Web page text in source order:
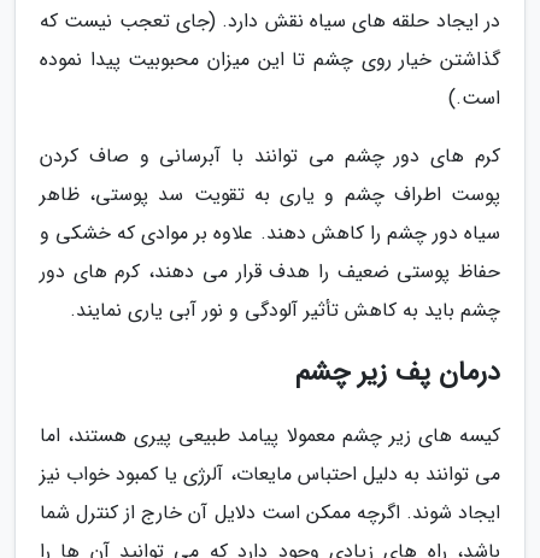
در ایجاد حلقه های سیاه نقش دارد. (جای تعجب نیست که
گذاشتن خیار روی چشم تا این میزان محبوبیت پیدا نموده
است.)
کرم های دور چشم می توانند با آبرسانی و صاف کردن
پوست اطراف چشم و یاری به تقویت سد پوستی، ظاهر
سیاه دور چشم را کاهش دهند. علاوه بر موادی که خشکی و
حفاظ پوستی ضعیف را هدف قرار می دهند، کرم های دور
چشم باید به کاهش تأثیر آلودگی و نور آبی یاری نمایند.
درمان پف زیر چشم
کیسه های زیر چشم معمولا پیامد طبیعی پیری هستند، اما
می توانند به دلیل احتباس مایعات، آلرژی یا کمبود خواب نیز
ایجاد شوند. اگرچه ممکن است دلایل آن خارج از کنترل شما
باشد، راه های زیادی وجود دارد که می توانید آن ها را